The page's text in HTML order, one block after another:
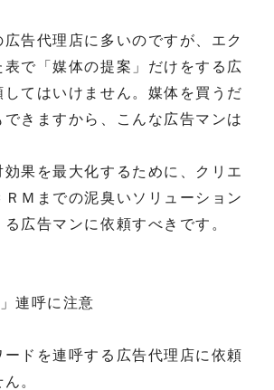
告代理店に多いのですが、エク
表で「媒体の提案」だけをする広
てはいけません。媒体を買うだ
できますから、こんな広告マンは
果を最大化するために、クリエ
ＲＭまでの泥臭いソリューション
広告マンに依頼すべきです。
連呼に注意
ドを連呼する広告代理店に依頼
。